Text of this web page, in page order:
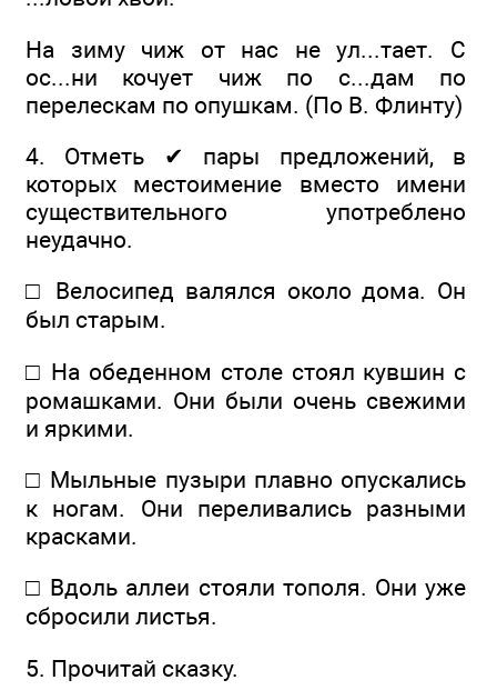
На зиму чиж от нас не ул...тает. С
ос...ни кочует чиж по с...дам по
перелескам по опушкам. (По В. Флинту)
4. Отметь ✔ пары предложений, в
которых местоимение вместо имени
существительного употреблено
неудачно.
□ Велосипед валялся около дома. Он
был старым.
□ На обеденном столе стоял кувшин с
ромашками. Они были очень свежими
и яркими.
□ Мыльные пузыри плавно опускались
к ногам. Они переливались разными
красками.
□ Вдоль аллеи стояли тополя. Они уже
сбросили листья.
5. Прочитай сказку.